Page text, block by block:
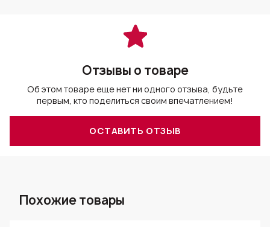
Отзывы о товаре
Об этом товаре еще нет ни одного отзыва, будьте
первым, кто поделиться своим впечатлением!
ОСТАВИТЬ ОТЗЫВ
Похожие товары